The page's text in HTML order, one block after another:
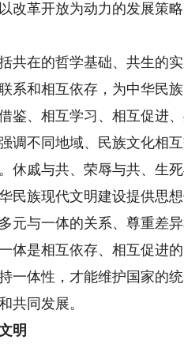
改革开放为动力的发展策
在的哲学基础、共生的实
系和相互依存，为中华民
鉴、相互学习、相互促进
调不同地域、民族文化相
休戚与共、荣辱与共、生
民族现代文明建设提供思
元与一体的关系、尊重差
体是相互依存、相互促进
一体性，才能维护国家的
共同发展。
明